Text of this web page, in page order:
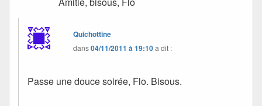
Quichottine
dans04/11/2011 à 19:10a dit :
Passe une douce soirée, Flo. Bisous.